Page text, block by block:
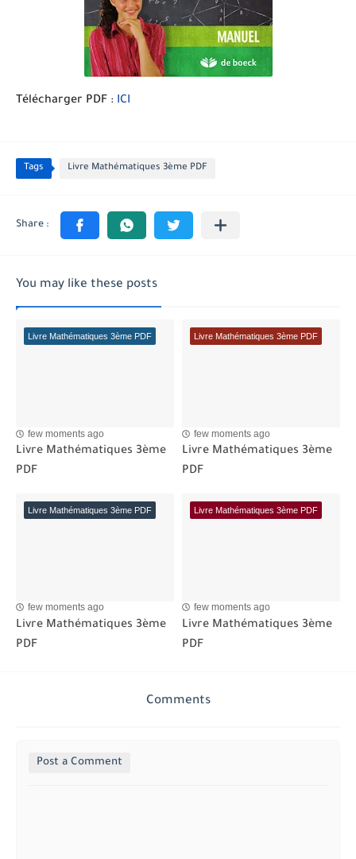
Télécharger PDF : ICI
Tags Livre Mathématiques 3ème PDF
You may like these posts
Livre Mathématiques 3ème PDF
few moments ago
Livre Mathématiques 3ème
PDF
Livre Mathématiques 3ème PDF
few moments ago
Livre Mathématiques 3ème
PDF
Livre Mathématiques 3ème PDF
few moments ago
Livre Mathématiques 3ème
PDF
Livre Mathématiques 3ème PDF
few moments ago
Livre Mathématiques 3ème
PDF
Comments
Post a Comment